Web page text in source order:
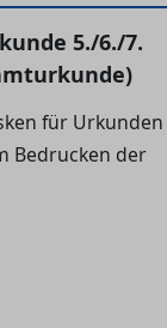
5./6./7.
für Urkunden
Bedrucken der